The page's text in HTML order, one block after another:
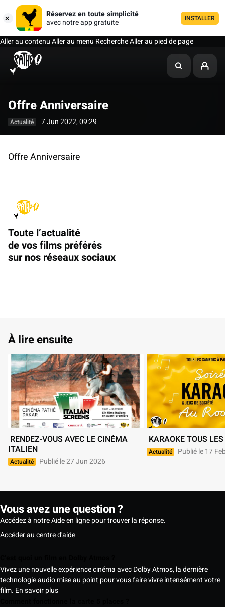
Réservez en toute simplicité
avec notre app gratuite
INSTALLER
Aller au contenuAller au menu RechercheAller au pied de page
Offre Anniversaire
Actualité 7 Jun 2022, 09:29
Offre Anniversaire
Toute l’actualité
de vos films préférés
sur nos réseaux sociaux
À lire ensuite
ITALIEN
Actualité Publié le 27 Jun 2026
KARAOKE TOUS
Actualité Publié le 17
Vous avez une question ?
Accédez à notre Aide en ligne pour trouver la réponse.
Accéder au centre d'aide
Vivez une nouvelle expérience cinéma avec Dolby Atmos, la dernière
technologie audio mise au point pour vous faire vivre intensément votre
film. En savoir plus